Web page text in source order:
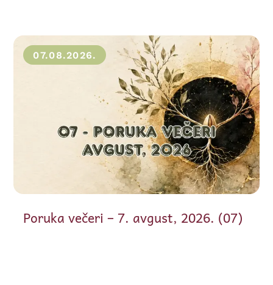
07.08.2026.
Poruka večeri – 7. avgust, 2026. (07)